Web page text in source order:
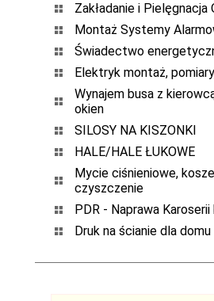
Zakładanie i Pielęgnacja
Montaż Systemy
Świadectwo
Elektryk montaż,
Wynajem busa z
okien
SILOSY NA KISZONKI
HALE/HALE ŁUKOWE
Mycie ciśnieniowe,
czyszczenie
PDR - Naprawa
Druk na ścianie dla